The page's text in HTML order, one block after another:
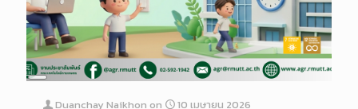
Long
Description
Duanchay Naikhon on
10 เมษายน 2026